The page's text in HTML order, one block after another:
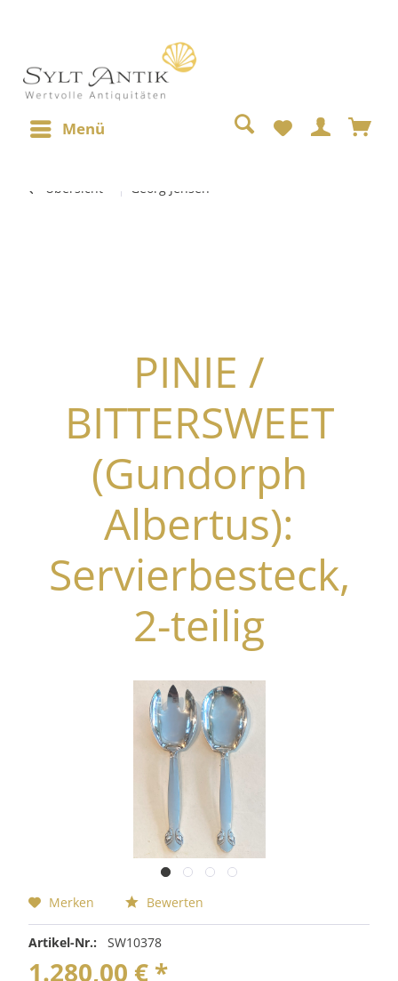
Menü
Übersicht Georg Jensen
PINIE /
BITTERSWEET
(Gundorph
Albertus):
Servierbesteck,
2-teilig
Merken Bewerten
Artikel-Nr.: SW10378
1.280,00 € *